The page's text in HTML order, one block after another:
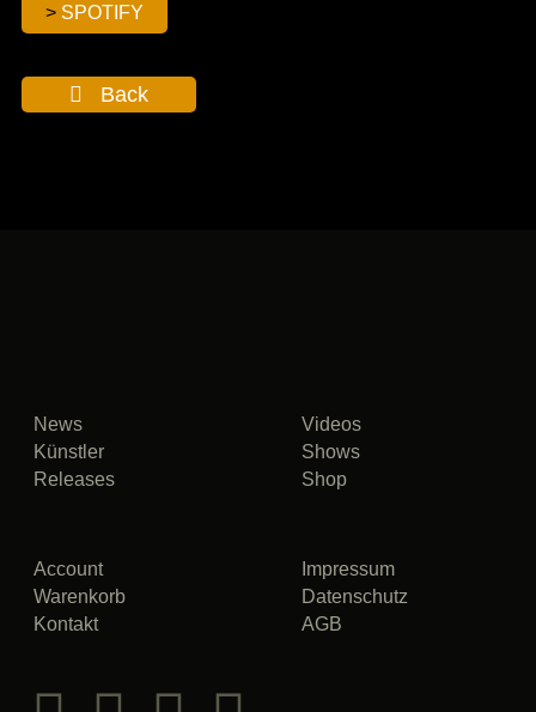
SPOTIFY
Back
News
Künstler
Releases
Videos
Shows
Shop
Account
Warenkorb
Kontakt
Impressum
Datenschutz
AGB